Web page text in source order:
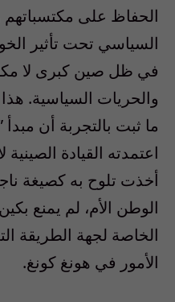
الحفاظ على مكتسباتهم
السياسي تحت تأثير
في ظل صين كبرى لا
والحريات السياسية.
ما ثبت بالتجربة أن
اعتمدته القيادة
أخذت تلوح به كصيغة
الوطن الأم، لم يمنع
الخاصة لجهة الطريقة
الأمور في هونغ كونغ.